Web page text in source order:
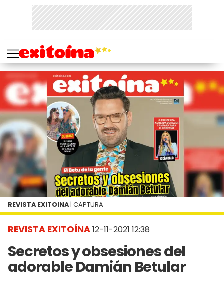
REVISTA EXITOÍNA12-11-2021 12:38
Secretos y obsesiones del
adorable Damián Betular
REVISTA EXITOINA | CAPTURA